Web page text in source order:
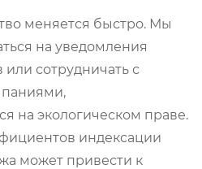
меняется быстро. Мы
на уведомления
сотрудничать с
на экологическом праве.
индексации
может привести к